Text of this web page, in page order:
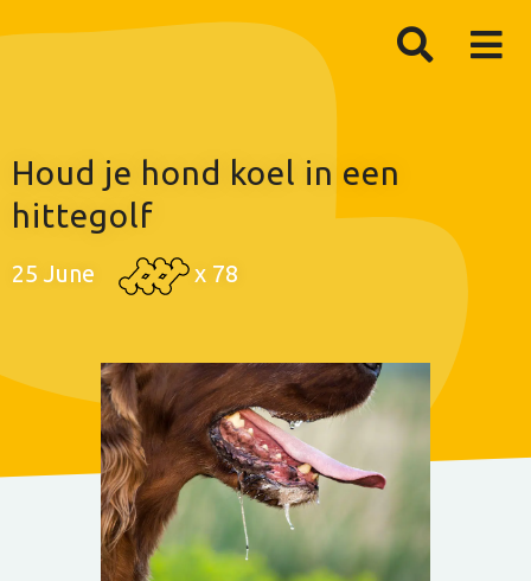
Houd je hond koel in een
hittegolf
25 June x 78